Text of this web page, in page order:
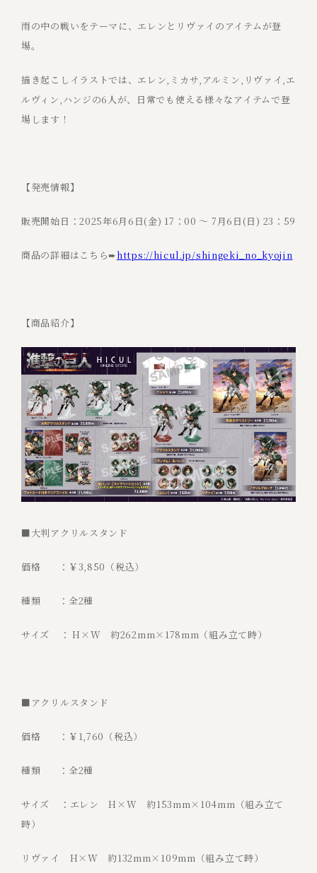
雨の中の戦いをテーマに、エレンとリヴァイのアイテムが登
場。
描き起こしイラストでは、エレン,ミカサ,アルミン,リヴァイ,エ
ルヴィン,ハンジの6人が、日常でも使える様々なアイテムで登
場します！
【発売情報】
販売開始日：2025年6月6日(金) 17：00 〜 7月6日(日) 23：59
商品の詳細はこちら➨https://hicul.jp/shingeki_no_kyojin
【商品紹介】
■大判アクリルスタンド
価格 ：￥3,850（税込）
種類 ：全2種
サイズ ： H×W 約262mm×178mm（組み立て時）
■アクリルスタンド
価格 ：￥1,760（税込）
種類 ：全2種
サイズ ：エレン H×W 約153mm×104mm（組み立て
時）
リヴァイ H×W 約132mm×109mm（組み立て時）